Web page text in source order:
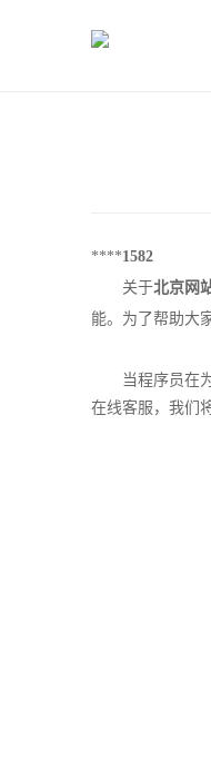
****1582
关于北京网
能。为了帮助大
当程序员在
在线客服，我们